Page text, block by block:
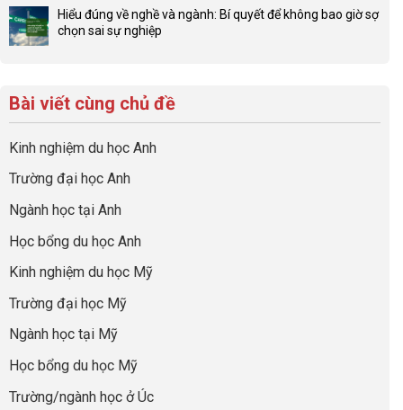
network
gia
đình
sự
nghiệp
sớm:
Chiến
hiệu
quả
của
cha
thông
Đừng
để
hồ
sơ
du
học
“Dày
hoạt
động
nhưng
thiếu
năng
lực”
bình
luận
Việc
Biến
Đoạn
Visa
“Bước
Vàng”
Cất
Cánh
Hiểu đúng về nghề và ngành: Bí quyết để không bao giờ sợ
chọn sai sự nghiệp
luận
ở
Hiểu
đúng
nghề
và
ngành:
quyết
không
giờ
chọn
sự
Bài viết cùng chủ đề
Kinh nghiệm du học Anh
Trường đại học Anh
Ngành học tại Anh
Học bổng du học Anh
Kinh nghiệm du học Mỹ
Trường đại học Mỹ
Ngành học tại Mỹ
Học bổng du học Mỹ
Trường/ngành học ở Úc